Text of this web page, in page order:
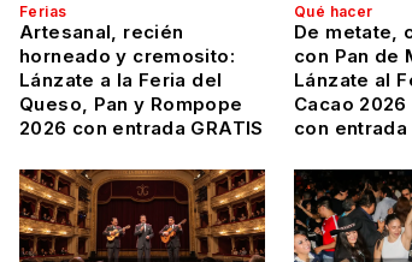
Ferias
Artesanal, recién
horneado y cremosito:
Lánzate a la Feria del
Queso, Pan y Rompope
2026 con entrada GRATIS
Qué hacer
De metate,
con Pan de
Lánzate al
Cacao 2026
con entrada